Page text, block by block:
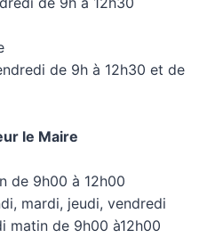
de 9h à 12h30 et de
le Maire
de 9h00 à 12h00
mardi, jeudi, vendredi
matin de 9h00 à12h00